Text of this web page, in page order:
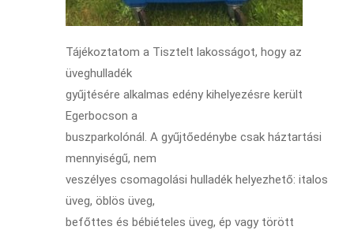
Tájékoztatom a Tisztelt lakosságot, hogy az
üveghulladék
gyűjtésére alkalmas edény kihelyezésre került
Egerbocson a
buszparkolónál. A gyűjtőedénybe csak háztartási
mennyiségű, nem
veszélyes csomagolási hulladék helyezhető: italos
üveg, öblös üveg,
befőttes és bébiételes üveg, ép vagy törött